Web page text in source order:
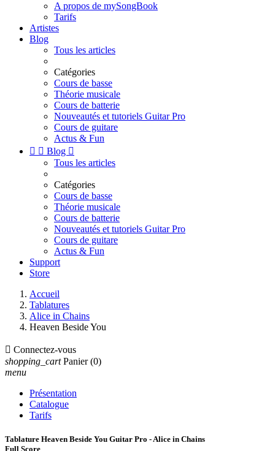
A propos de mySongBook
Tarifs
Artistes
Blog
Tous les articles
Catégories
Cours de basse
Théorie musicale
Cours de batterie
Nouveautés et tutoriels Guitar Pro
Cours de guitare
Actus & Fun
  Blog 
Tous les articles
Catégories
Cours de basse
Théorie musicale
Cours de batterie
Nouveautés et tutoriels Guitar Pro
Cours de guitare
Actus & Fun
Support
Store
Accueil
Tablatures
Alice in Chains
Heaven Beside You
 Connectez-vous
shopping_cart Panier (0)
menu
Présentation
Catalogue
Tarifs
Tablature Heaven Beside You Guitar Pro - Alice in Chains
Full Score